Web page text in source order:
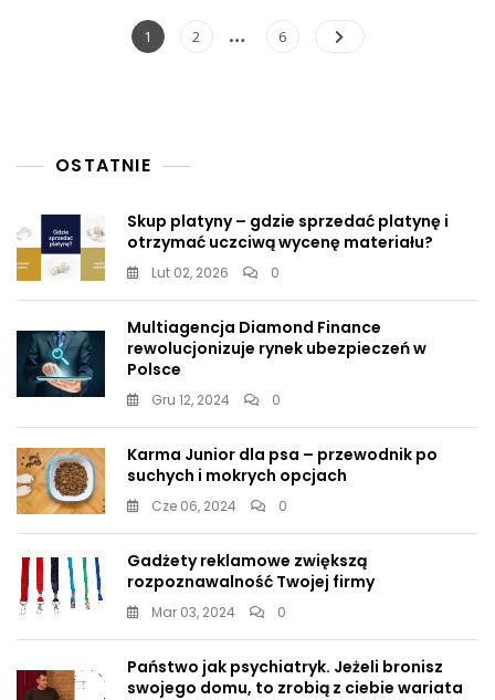
Nawigacja
Page
1 Page
2 … Page
6
OSTATNIE
Skup platyny – gdzie sprzedać platynę i
otrzymać uczciwą wycenę materiału?
Lut 02, 2026 0
Multiagencja Diamond Finance
rewolucjonizuje rynek ubezpieczeń w
Polsce
Gru 12, 2024 0
Karma Junior dla psa – przewodnik po
suchych i mokrych opcjach
Cze 06, 2024 0
Gadżety reklamowe zwiększą
rozpoznawalność Twojej firmy
Mar 03, 2024 0
Państwo jak psychiatryk. Jeżeli bronisz
swojego domu, to zrobią z ciebie wariata